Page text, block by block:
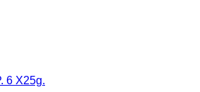
6 X25g.